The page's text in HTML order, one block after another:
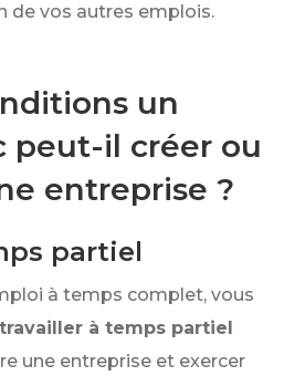
de vos autres emplois.
un
peut-il créer ou
entreprise ?
partiel
à temps complet, vous
à temps partiel
une entreprise et exercer